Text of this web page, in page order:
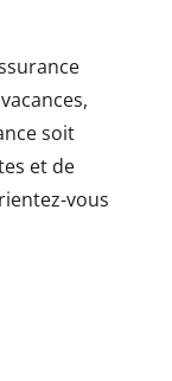
soit
et de
vous